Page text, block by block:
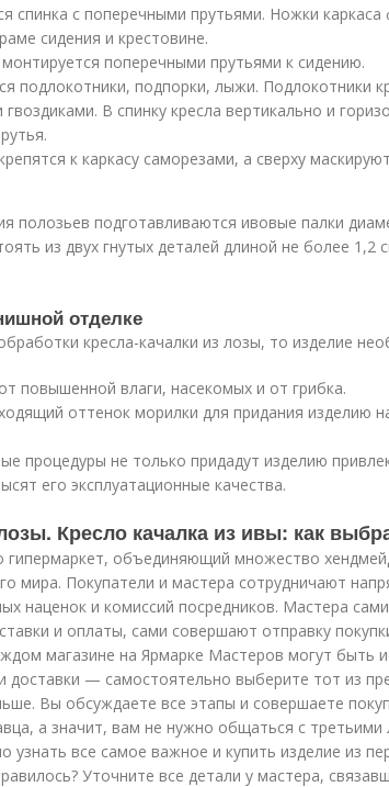
спинка с поперечными прутьями. Ножки каркаса
сидения и крестовине.
поперечными прутьями к сидению.
подлокотники, подпорки, лыжи. Подлокотники
В спинку кресла вертикально и
к каркасу саморезами, а сверху
полозьев подготавливаются ивовые палки
из двух гнутых деталей длиной не более 1,2
отделке
кресла-качалки из лозы, то изделие
повышенной влаги, насекомых и от грибка.
оттенок морилки для придания изделию
процедуры не только придадут изделию
его эксплуатационные качества.
Кресло качалка из ивы: как
объединяющий множество
мира. Покупатели и мастера сотрудничают
наценок и комиссий посредников. Мастера
и оплаты, сами совершают отправку
магазине на Ярмарке Мастеров могут быть
доставки — самостоятельно выберите тот из
Вы обсуждаете все этапы и совершаете
а значит, вам не нужно общаться с
узнать все самое важное и купить изделие из
Уточните все детали у мастера,